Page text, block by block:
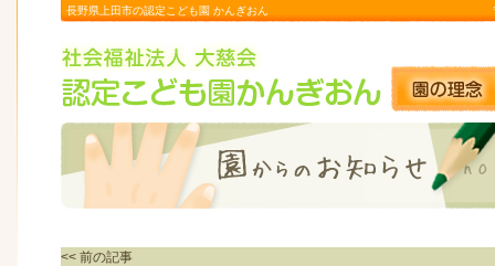
長野県上田市の認定こども園 かんぎおん
<< 前の記事